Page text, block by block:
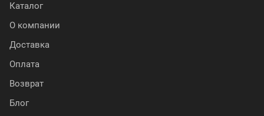
Каталог
О компании
Доставка
Оплата
Возврат
Блог